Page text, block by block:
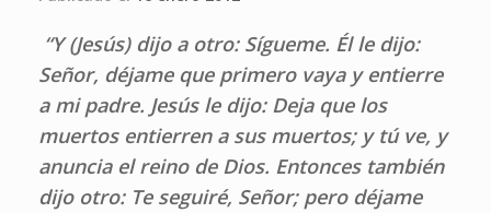
“Y (Jesús) dijo a otro: Sígueme. Él le dijo:
Señor, déjame que primero vaya y entierre
a mi padre. Jesús le dijo: Deja que los
muertos entierren a sus muertos; y tú ve, y
anuncia el reino de Dios. Entonces también
dijo otro: Te seguiré, Señor; pero déjame